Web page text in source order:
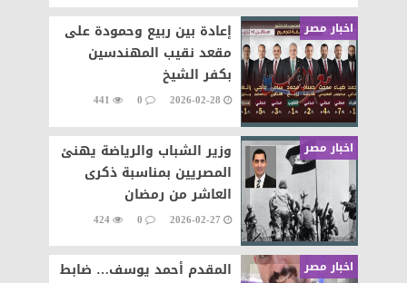
اخبار مصر
إعادة بين ربيع وحمودة على
مقعد نقيب المهندسين
بكفر الشيخ
2026-02-28
0
441
اخبار مصر
وزير الشباب والرياضة يهنئ
المصريين بمناسبة ذكرى
العاشر من رمضان
2026-02-27
0
424
اخبار مصر
المقدم أحمد يوسف… ضابط